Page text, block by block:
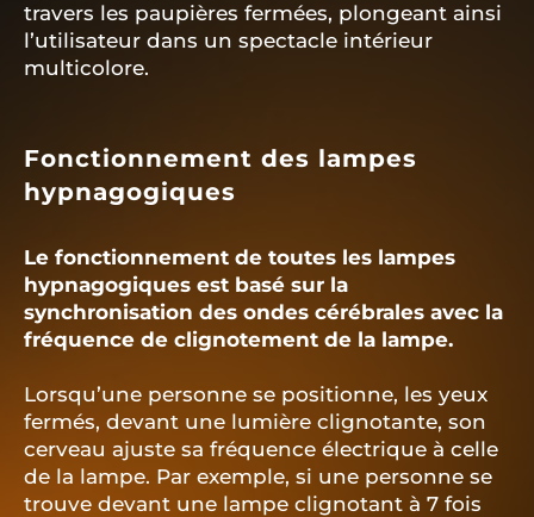
travers les paupières fermées, plongeant ainsi
l’utilisateur dans un spectacle intérieur
multicolore.
Fonctionnement des lampes
hypnagogiques
Le fonctionnement de toutes les lampes
hypnagogiques est basé sur la
synchronisation des ondes cérébrales avec la
fréquence de clignotement de la lampe.
Lorsqu’une personne se positionne, les yeux
fermés, devant une lumière clignotante, son
cerveau ajuste sa fréquence électrique à celle
de la lampe. Par exemple, si une personne se
trouve devant une lampe clignotant à 7 fois